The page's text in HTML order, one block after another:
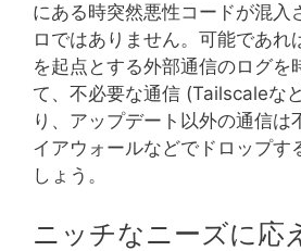
にある時突然悪性コードが混入
ロではありません。可能であ
を起点とする外部通信のログを
て、不必要な通信 (Tailscaleな
り、アップデート以外の通信は
イアウォールなどでドロップす
しょう。
ニッチなニーズに応